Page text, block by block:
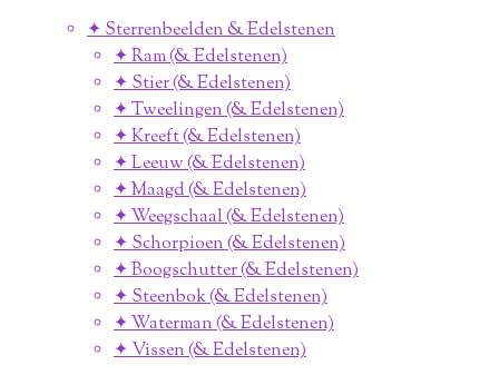
✦ Sterrenbeelden & Edelstenen
✦ Ram (& Edelstenen)
✦ Stier (& Edelstenen)
✦ Tweelingen (& Edelstenen)
✦ Kreeft (& Edelstenen)
✦ Leeuw (& Edelstenen)
✦ Maagd (& Edelstenen)
✦ Weegschaal (& Edelstenen)
✦ Schorpioen (& Edelstenen)
✦ Boogschutter (& Edelstenen)
✦ Steenbok (& Edelstenen)
✦ Waterman (& Edelstenen)
✦ Vissen (& Edelstenen)